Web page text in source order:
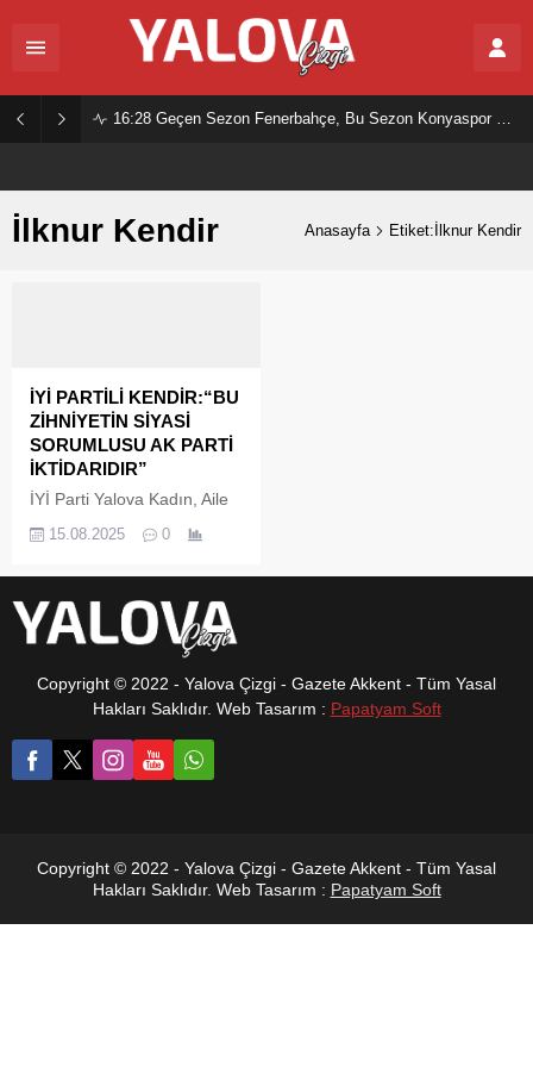
16:28 Geçen Sezon Fenerbahçe, Bu Sezon Konyaspor Mu?
İlknur Kendir Anasayfa Etiket:İlknur Kendir
İYİ PARTİLİ KENDİR:“BU
ZİHNİYETİN SİYASİ
SORUMLUSU AK PARTİ
İKTİDARIDIR”
İYİ Parti Yalova Kadın, Aile
Sorumlu Başkan Yardımcısı
boyutlara ulaştığını
belirterek iktidara sert
15.08.2025 0
Copyright © 2022 - Yalova Çizgi - Gazete Akkent - Tüm Yasal
Hakları Saklıdır. Web Tasarım : Papatyam Soft
Copyright © 2022 - Yalova Çizgi - Gazete Akkent - Tüm Yasal
Hakları Saklıdır. Web Tasarım : Papatyam Soft